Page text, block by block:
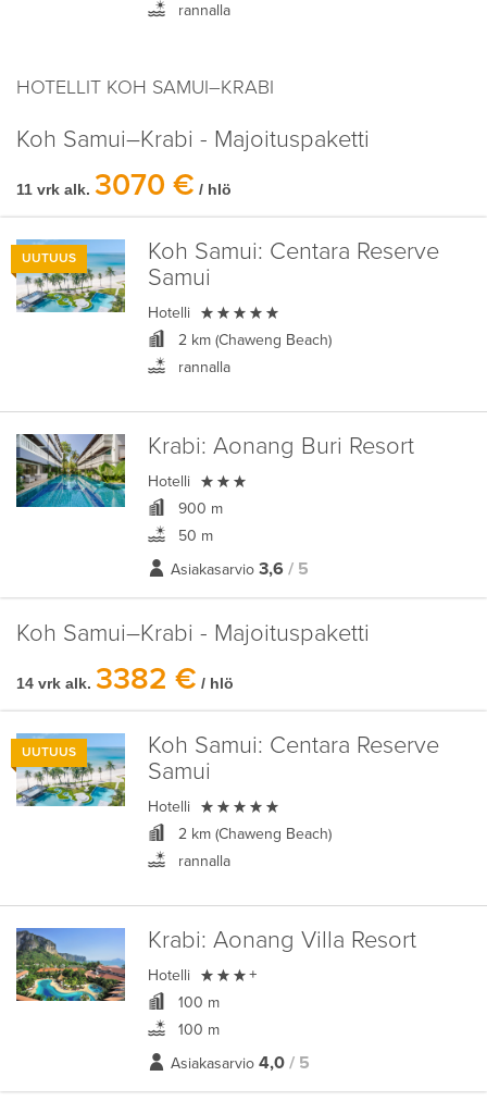
rannalla
HOTELLIT KOH SAMUI–KRABI
Koh Samui–Krabi - Majoituspaketti
11 vrk alk. 3070 € / hlö
UUTUUS Koh Samui: Centara Reserve
Samui
Hotelli 
2 km (Chaweng Beach)
rannalla
Krabi: Aonang Buri Resort
Hotelli 
900 m
50 m
Asiakasarvio 3,6 / 5
Koh Samui–Krabi - Majoituspaketti
14 vrk alk. 3382 € / hlö
UUTUUS Koh Samui: Centara Reserve
Samui
Hotelli 
2 km (Chaweng Beach)
rannalla
Krabi: Aonang Villa Resort
Hotelli  +
100 m
100 m
Asiakasarvio 4,0 / 5